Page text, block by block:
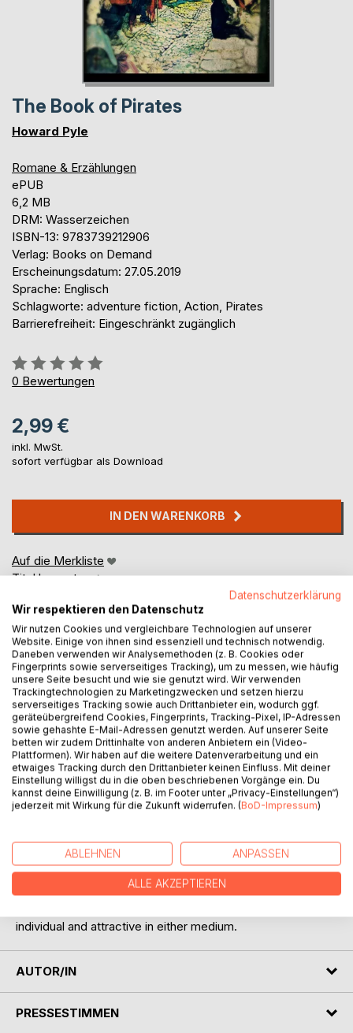
The Book of Pirates
Howard Pyle
Romane & Erzählungen
ePUB
6,2 MB
DRM: Wasserzeichen
ISBN-13: 9783739212906
Verlag: Books on Demand
Erscheinungsdatum: 27.05.2019
Sprache: Englisch
Schlagworte: adventure fiction, Action, Pirates
Barrierefreiheit: Eingeschränkt zugänglich
Bewertung::
0%
0 Bewertungen
2,99 €
inkl. MwSt.
sofort verfügbar als Download
IN DEN WARENKORB
Auf die Merkliste
Titel bewerten
BESCHREIBUNG
Pirates, Buccaneers, Marooners, those cruel but
picturesque sea wolves who once infested the Spanish
Main, all live in present-day conceptions in great degree as
drawn by the pen and pencil of Howard Pyle.
Pyle, artist-author, living in the latter half of the nineteenth
faculty of transposing himself into any chosen period of
history and making its people flesh and blood again-not just
historical puppets. His characters were sketched with both
words and picture; with both words and picture he ranks as
individual and attractive in either medium.
AUTOR/IN
PRESSESTIMMEN
Datenschutzerklärung
Wir respektieren den Datenschutz
Wir nutzen Cookies und vergleichbare Technologien auf unserer
Website. Einige von ihnen sind essenziell und technisch notwendig.
Daneben verwenden wir Analysemethoden (z. B. Cookies oder
Fingerprints sowie serverseitiges Tracking), um zu messen, wie häufig
unsere Seite besucht und wie sie genutzt wird. Wir verwenden
Trackingtechnologien zu Marketingzwecken und setzen hierzu
serverseitiges Tracking sowie auch Drittanbieter ein, wodurch ggf.
geräteübergreifend Cookies, Fingerprints, Tracking-Pixel, IP-Adressen
sowie gehashte E-Mail-Adressen genutzt werden. Auf unserer Seite
betten wir zudem Drittinhalte von anderen Anbietern ein (Video-
Plattformen). Wir haben auf die weitere Datenverarbeitung und ein
etwaiges Tracking durch den Drittanbieter keinen Einfluss. Mit deiner
Einstellung willigst du in die oben beschriebenen Vorgänge ein. Du
kannst deine Einwilligung (z. B. im Footer unter „Privacy-Einstellungen“)
jederzeit mit Wirkung für die Zukunft widerrufen. (BoD-Impressum)
ABLEHNEN ANPASSEN
ALLE AKZEPTIEREN